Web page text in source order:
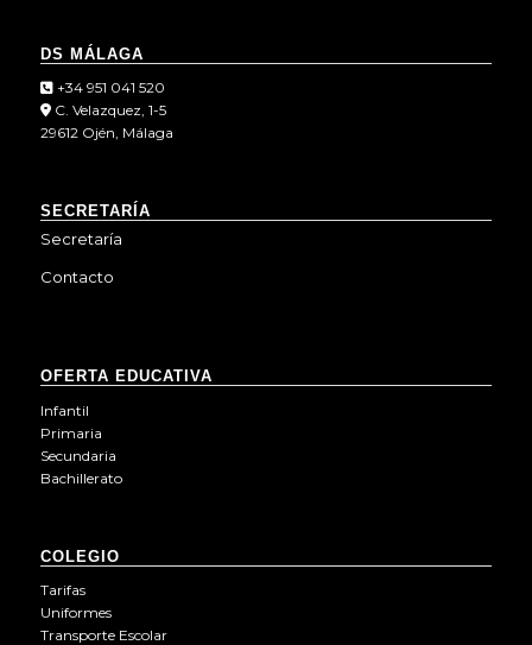
DS MÁLAGA
+34 951 041 520
C. Velazquez, 1-5
29612 Ojén, Málaga
SECRETARÍA
Secretaría
Contacto
OFERTA EDUCATIVA
Infantil
Primaria
Secundaria
Bachillerato
COLEGIO
Tarifas
Uniformes
Transporte Escolar